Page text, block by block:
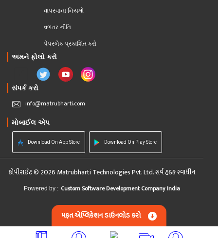
વાપરવાના નિયમો
વળતર નીતિ
પેપરબેક પ્રકાશિત કરો
અમને ફોલો કરો
સંપર્ક કરો
info@matrubharti.com
મોબાઈલ એપ
Download On App Store Download On Play Store
કોપીરાઈટ © 2026 Matrubharti Technologies Pvt. Ltd. સર્વ હક્ક સ્વાધીન
Powered by : Custom Software Development Company India
મફત એપ્લિકેશન ડાઉનલોડ કરો